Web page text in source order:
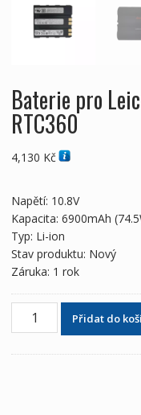
Baterie pro
RTC360
4,130 Kč
Napětí: 10.8V
Kapacita: 6900mAh
Typ: Li-ion
Stav produktu: Nový
Záruka: 1 rok
Baterie
Přidat do